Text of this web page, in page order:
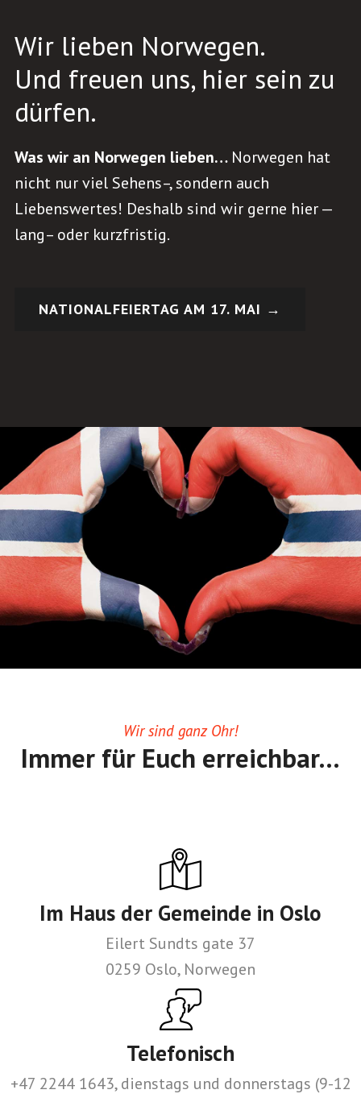
Wir lieben Norwegen.
Und freuen uns, hier sein zu
dürfen.
Was wir an Norwegen lieben… Norwegen hat
nicht nur viel Sehens–, sondern auch
Liebenswertes! Deshalb sind wir gerne hier —
lang– oder kurzfristig.
NATIONALFEIERTAG AM 17. MAI →
Wir sind ganz Ohr!
Immer für Euch erreichbar…
Im Haus der Gemeinde in Oslo
Eilert Sundts gate 37
0259 Oslo, Norwegen
Telefonisch
+47 2244 1643, dienstags und donnerstags (9-12